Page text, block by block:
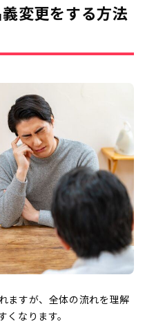
変更をする方法
ますが、全体の流れを理解
なります。